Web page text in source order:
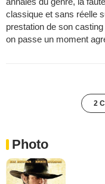
classique et sans réelle
prestation de son
on passe un moment
2
Photo